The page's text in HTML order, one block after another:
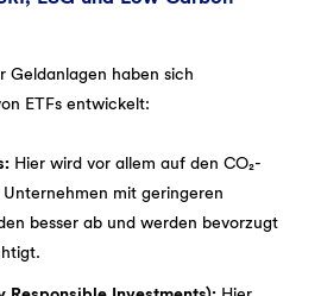
Geldanlagen haben sich
ETFs entwickelt:
Hier wird vor allem auf den CO₂-
mit geringeren
besser ab und werden bevorzugt